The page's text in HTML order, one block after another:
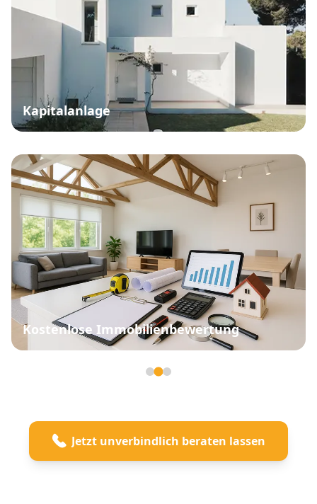
Kapitalanlage
Kostenlose Immobilienbewertung
Jetzt unverbindlich beraten lassen